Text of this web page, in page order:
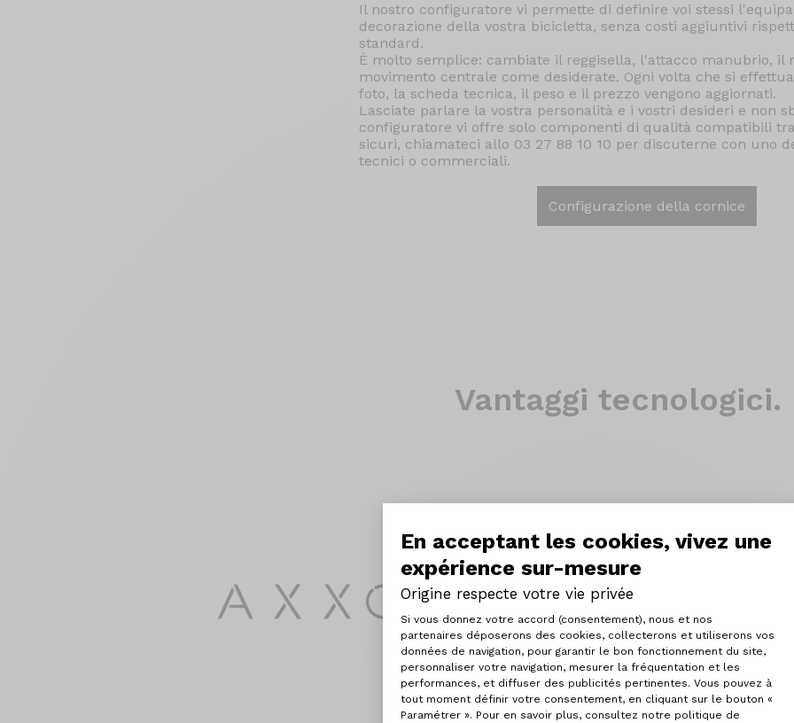
En acceptant les cookies, vivez une
expérience sur-mesure
Origine respecte votre vie privée
Plateforme de Gestion du
Si vous donnez votre accord (consentement), nous et nos
partenaires déposerons des cookies, collecterons et utiliserons vos
données de navigation, pour garantir le bon fonctionnement du site,
personnaliser votre navigation, mesurer la fréquentation et les
performances, et diffuser des publicités pertinentes. Vous pouvez à
tout moment définir votre consentement, en cliquant sur le bouton «
Paramétrer ». Pour en savoir plus, consultez notre politique de
Axeptio consent
Il nostro configuratore vi permette di definire voi stessi
decorazione della vostra bicicletta, senza costi aggiuntivi
standard.
È molto semplice: cambiate il reggisella, l'attacco manubrio, il
movimento centrale come desiderate. Ogni volta che si
foto, la scheda tecnica, il peso e il prezzo vengono aggiornati.
Lasciate parlare la vostra personalità e i vostri desideri e non
configuratore vi offre solo componenti di qualità compatibili
sicuri, chiamateci allo 03 27 88 10 10 per discuterne con uno
tecnici o commerciali.
Configurazione della cornice
Vantaggi tecnologici.
L'Axxome 400 è stato
che cercano reattività,
incredibile.
Il telaio pesa solo 880
Il triangolo posteriore
ottimizzano le
Il drappeggio orientato
irregolarità della